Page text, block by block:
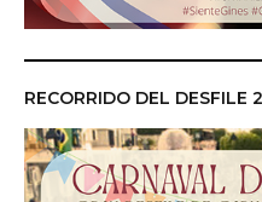
RECORRIDO DEL DESFILE